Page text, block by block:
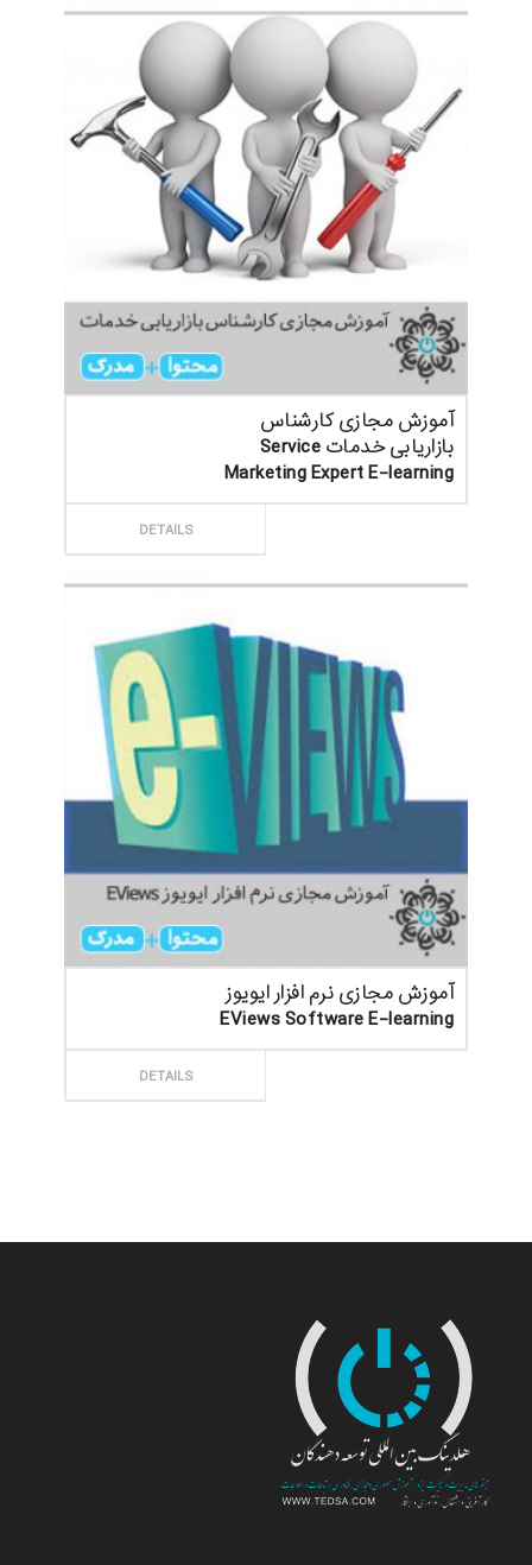
آموزش مجازی کارشناس
بازاریابی خدمات Service
Marketing Expert E-learning
DETAILS
آموزش مجازی نرم افزار ایویوز
EViews Software E-learning
DETAILS